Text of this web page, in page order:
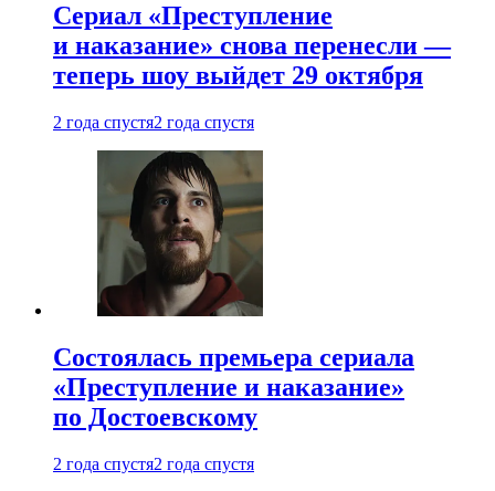
Сериал «Преступление
и наказание» снова перенесли —
теперь шоу выйдет 29 октября
2 года спустя2 года спустя
Состоялась премьера сериала
«Преступление и наказание»
по Достоевскому
2 года спустя2 года спустя